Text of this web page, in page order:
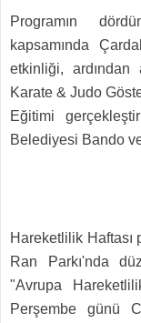
Programın
kapsamında
etkinliği,
Karate & Judo
Eğitimi
Belediyesi Bando
Hareketlilik Haftası
Ran Parkı'nda
"Avrupa
Perşembe günü